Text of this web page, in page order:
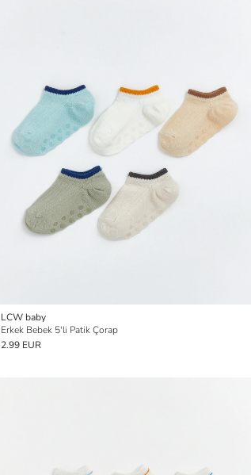
LCW baby
Erkek Bebek 5'li Patik Çorap
2.99 EUR